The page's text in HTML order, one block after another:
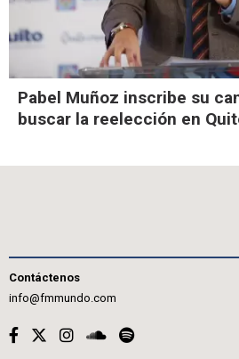
Pabel Muñoz inscribe su
buscar la reelección en
Contáctenos
info@fmmundo.com